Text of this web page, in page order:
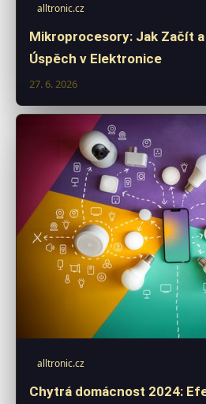
alltronic.cz
Mikroprocesory: Jak Začít
Úspěch v Elektronice
27. 6. 2026
alltronic.cz
Chytrá domácnost 2024: